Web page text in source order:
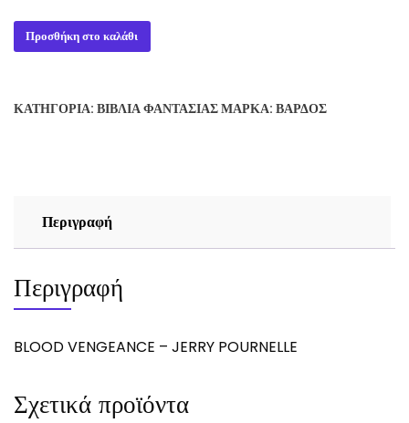
BLOOD
VENGEANCE
POURNELLE
Προσθήκη στο καλάθι
ΚΑΤΗΓΟΡΊΑ: ΒΙΒΛΊΑ ΦΑΝΤΑΣΊΑΣΜΆΡΚΑ: ΒΆΡΔΟΣ
Περιγραφή
Περιγραφή
BLOOD VENGEANCE – JERRY POURNELLE
Σχετικά προϊόντα